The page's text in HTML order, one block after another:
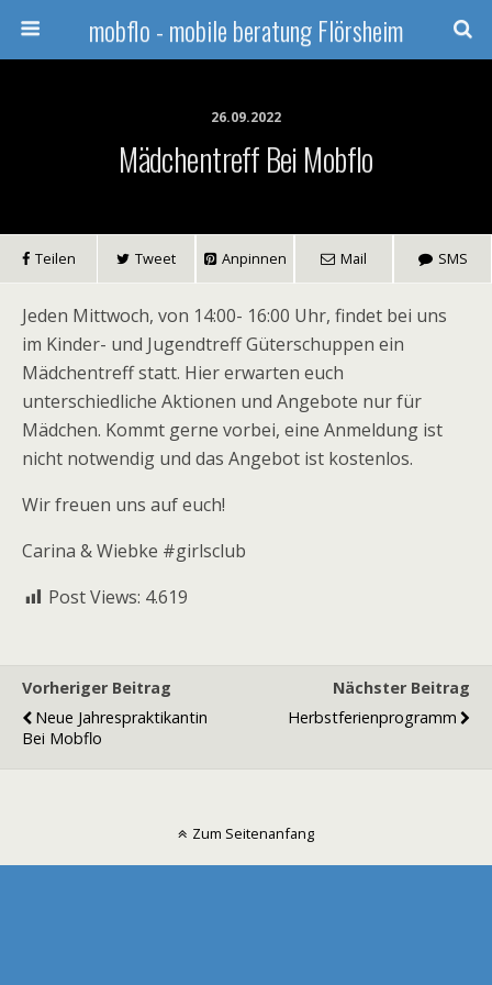
mobflo - mobile beratung Flörsheim
26.09.2022
Mädchentreff Bei Mobflo
Teilen Tweet Anpinnen Mail SMS
Jeden Mittwoch, von 14:00- 16:00 Uhr, findet bei uns
im Kinder- und Jugendtreff Güterschuppen ein
Mädchentreff statt. Hier erwarten euch
unterschiedliche Aktionen und Angebote nur für
Mädchen. Kommt gerne vorbei, eine Anmeldung ist
nicht notwendig und das Angebot ist kostenlos.
Wir freuen uns auf euch!
Carina & Wiebke #girlsclub
Post Views: 4.619
Vorheriger Beitrag
Neue Jahrespraktikantin
Bei Mobflo
Nächster Beitrag
Herbstferienprogramm
Zum Seitenanfang